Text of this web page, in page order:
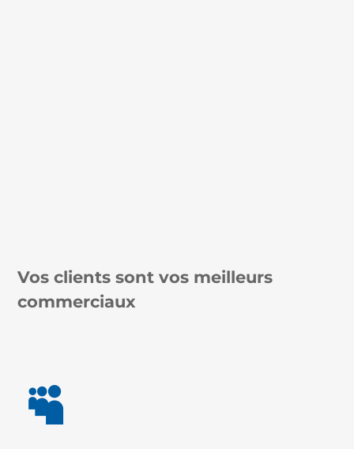
Vos clients sont vos meilleurs
commerciaux
